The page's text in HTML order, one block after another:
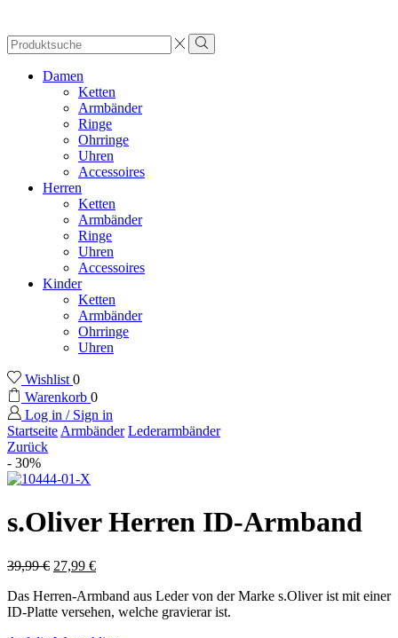
Search
input
Damen
Ketten
Armbänder
Ringe
Ohrringe
Uhren
Accessoires
Herren
Ketten
Armbänder
Ringe
Uhren
Accessoires
Kinder
Ketten
Armbänder
Ohrringe
Uhren
Wishlist 0
Warenkorb 0
Log in / Sign in
Startseite Armbänder Lederarmbänder
Zurück
- 30%
s.Oliver Herren ID-Armband
39,99€ 27,99 €
Das Herren-Armband aus Leder von der Marke s.Oliver ist mit einer
ID-Platte versehen, welche gravierar ist.